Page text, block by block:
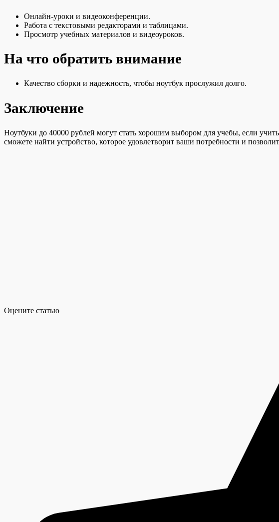
Онлайн-уроки и видеоконференции.
Работа с текстовыми редакторами и таблицами.
Просмотр учебных материалов и видеоуроков.
На что обратить внимание
Качество сборки и надежность, чтобы ноутбук прослужил долго.
Заключение
Ноутбуки до 40000 рублей могут стать хорошим выбором для учебы, если
сможете найти устройство, которое удовлетворит ваши потребности и
Оцените статью